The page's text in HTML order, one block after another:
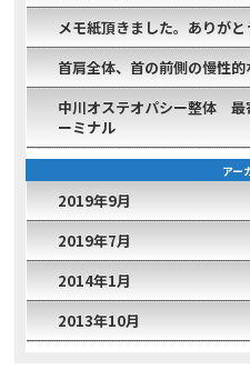
メモ紙頂きました。ありがと
首肩全体、首の前側の慢性的
中川オステオパシー整体
ーミナル
アー
2019年9月
2019年7月
2014年1月
2013年10月